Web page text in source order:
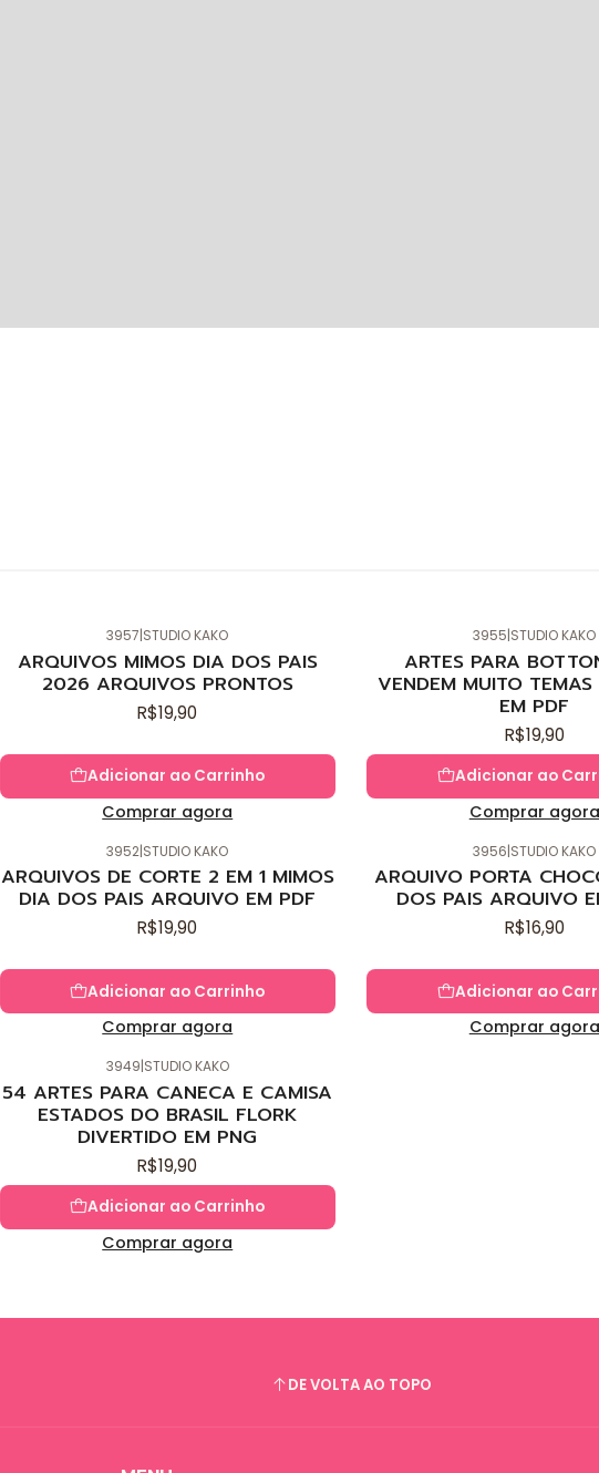
3957|STUDIO KAKO
ARQUIVOS MIMOS DIA DOS PAIS
2026 ARQUIVOS PRONTOS
R$19,90
Adicionar ao Carrinho
Comprar agora
3955|STUDIO KAKO
ARTES PARA
VENDEM MUITO TEMAS
EM PDF
R$19,90
Adicionar ao
Comprar agora
3952|STUDIO KAKO
ARQUIVOS DE CORTE 2 EM 1 MIMOS
DIA DOS PAIS ARQUIVO EM PDF
R$19,90
Adicionar ao Carrinho
Comprar agora
3956|STUDIO KAKO
ARQUIVO PORTA
DOS PAIS ARQUIVO
R$16,90
Adicionar ao
Comprar agora
3949|STUDIO KAKO
54 ARTES PARA CANECA E CAMISA
ESTADOS DO BRASIL FLORK
DIVERTIDO EM PNG
R$19,90
Adicionar ao Carrinho
Comprar agora
DE VOLTA AO TOPO